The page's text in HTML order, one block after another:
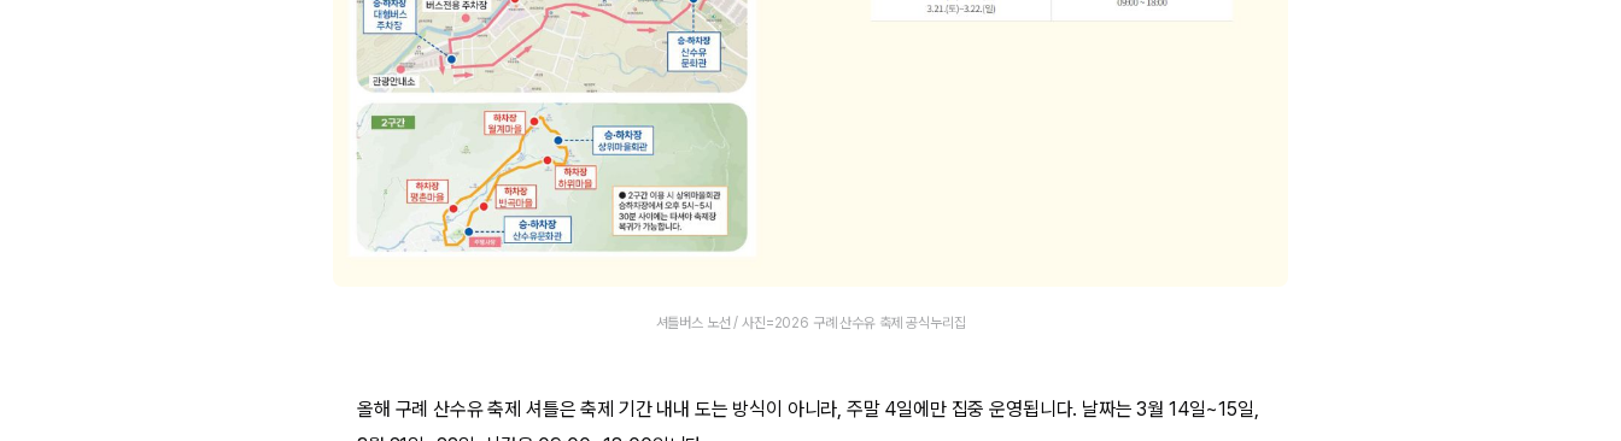
셔틀버스 노선 / 사진=2026 구례 산수유 축제 공식누리집
올해 구례 산수유 축제 셔틀은 축제 기간 내내 도는 방식이 아니라, 주말 4일에만 집중 운영됩니다. 날짜는 3월 14일~15일,